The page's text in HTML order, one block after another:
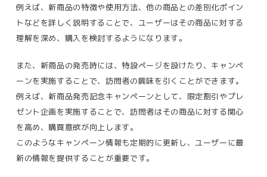
例えば、新商品の特徴や使用方法、他の商品との差別化ポイン
トなどを詳しく説明することで、ユーザーはその商品に対する
理解を深め、購入を検討するようになります​。
また、新商品の発売時には、特設ページを設けたり、キャンペ
ーンを実施することで、訪問者の興味を引くことができます。
例えば、新商品発売記念キャンペーンとして、限定割引やプレ
ゼント企画を実施することで、訪問者はその商品に対する関心
を高め、購買意欲が向上します。
このようなキャンペーン情報も定期的に更新し、ユーザーに最
新の情報を提供することが重要です​。